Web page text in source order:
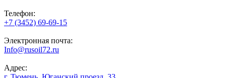
Телефон:
+7 (3452) 69-69-15
Электронная почта:
Info@rusoil72.ru
Адрес: